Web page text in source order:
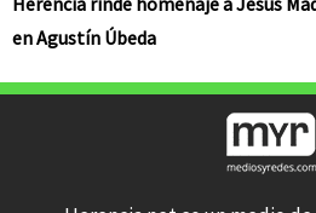
en Agustín Úbeda